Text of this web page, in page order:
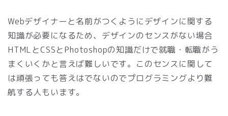
Webデザイナーと名前がつくようにデザインに関する
知識が必要になるため、デザインのセンスがない場合
HTMLとCSSとPhotoshopの知識だけで就職・転職がう
まくいくかと言えば難しいです。このセンスに関して
は頑張っても答えはでないのでプログラミングより難
航する人もいます。